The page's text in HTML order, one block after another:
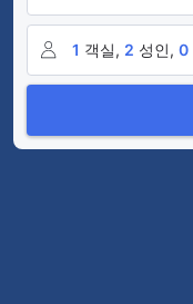
1 객실, 2 성인, 0